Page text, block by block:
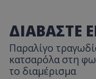
ΔΙΑΒΑΣΤΕ
Παραλίγο
κατσαρόλα στη
το διαμέρισμα